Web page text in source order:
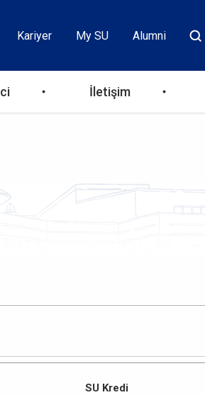
Header
Top
Kariyer My SU
Alumni
İletişim
SU Kredi